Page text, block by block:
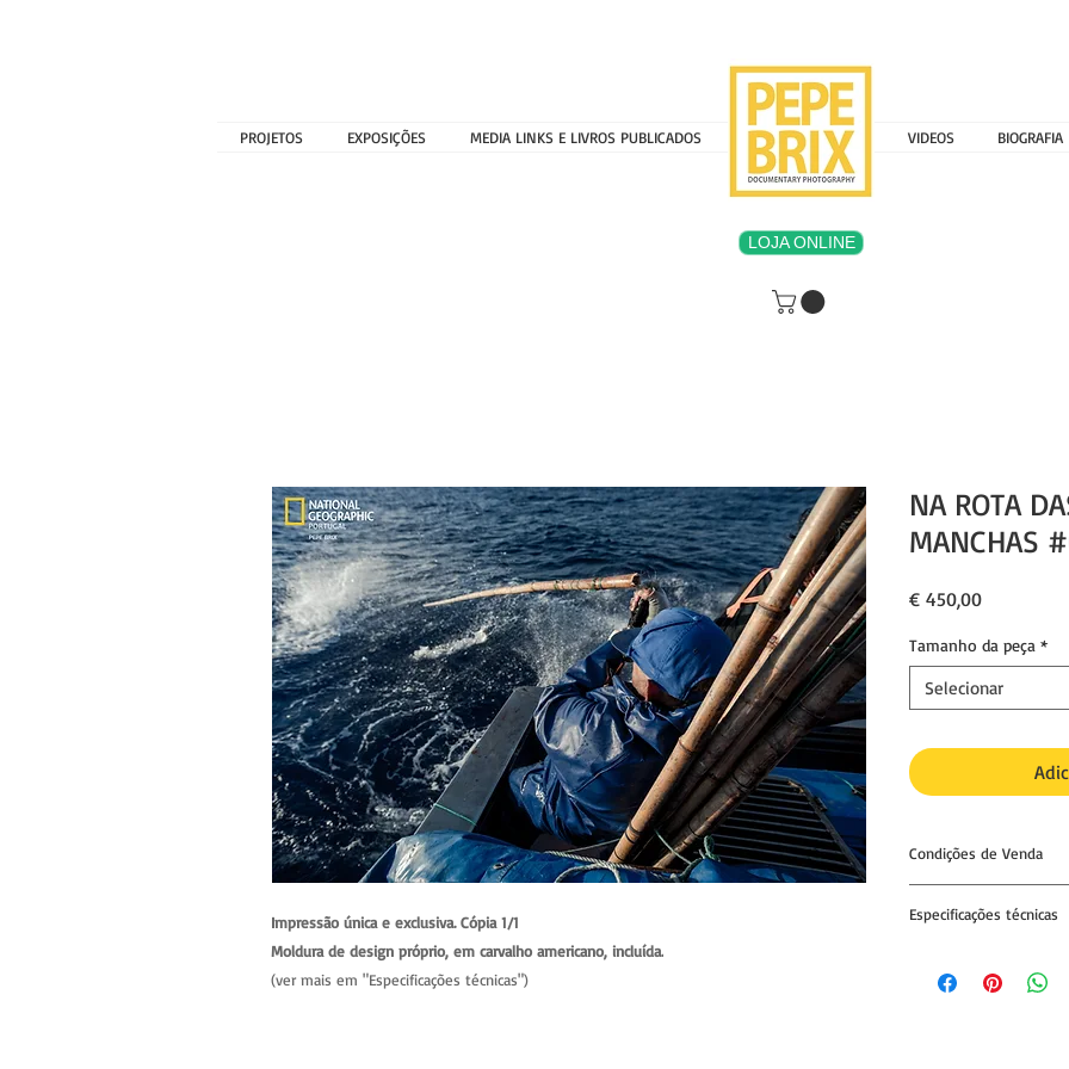
PROJETOS EXPOSIÇÕES MEDIA LINKS E LIVROS PUBLICADOS MENU 000000000 VIDEOS BIOGRAFIA
LOJA ONLINE
Impressão única e exclusiva. Cópia 1/1
Moldura de design próprio, em carvalho americano, incluída.
(ver mais em "Especificações técnicas")
NA ROTA
MANCHAS
€ 450,00Preço
Tamanho da peça *
Selecionar
Condições de Venda
excepto para
autorização do
Especificações técnicas
Papel fine art, acid